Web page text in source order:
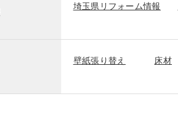
埼玉県リフォーム情報
壁紙張り替え 床材